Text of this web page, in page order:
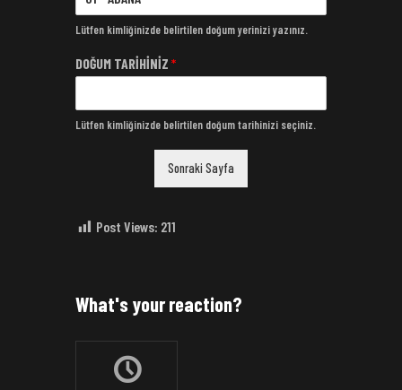
Lütfen kimliğinizde belirtilen doğum yerinizi yazınız.
DOĞUM TARİHİNİZ *
Lütfen kimliğinizde belirtilen doğum tarihinizi seçiniz.
Sonraki Sayfa
Post Views: 211
What's your reaction?